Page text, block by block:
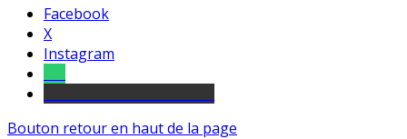
Facebook
X
Instagram
Bouton retour en haut de la page